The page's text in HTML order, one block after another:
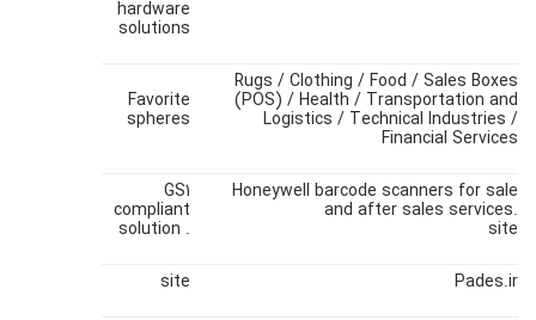
hardware
solutions
Favorite
spheres
Rugs / Clothing / Food / Sales Boxes
(POS) / Health / Transportation and
Logistics / Technical Industries /
Financial Services
GS1
compliant
solution .
Honeywell barcode scanners for sale
and after sales services.
site
site
Pades.ir